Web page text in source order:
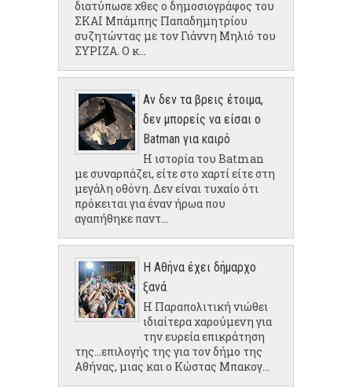
διατύπωσε χθες ο δημοσιογράφος του
ΣΚΑΙ Μπάμπης Παπαδημητρίου
συζητώντας με τον Γιάννη Μηλιό του
ΣΥΡΙΖΑ. Ο κ...
Αν δεν τα βρεις έτοιμα,
δεν μπορείς να είσαι ο
Batman για καιρό
Η ιστορία του Batman
με συναρπάζει, είτε στο χαρτί είτε στη
μεγάλη οθόνη. Δεν είναι τυχαίο ότι
πρόκειται για έναν ήρωα που
αγαπήθηκε παντ...
Η Αθήνα έχει δήμαρχο
ξανά
Η Παραπολιτική νιώθει
ιδιαίτερα χαρούμενη για
την ευρεία επικράτηση
της...επιλογής της για τον δήμο της
Αθήνας, μιας και ο Κώστας Μπακογ...